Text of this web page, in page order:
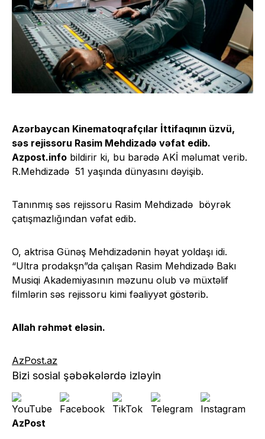
Azərbaycan Kinematoqrafçılar İttifaqının üzvü,
səs rejissoru Rasim Mehdizadə vəfat edib.
Azpost.info bildirir ki, bu barədə AKİ məlumat verib.
R.Mehdizadə 51 yaşında dünyasını dəyişib.
Tanınmış səs rejissoru Rasim Mehdizadə böyrək
çatışmazlığından vəfat edib.
O, aktrisa Günəş Mehdizadənin həyat yoldaşı idi.
“Ultra prodakşn”da çalışan Rasim Mehdizadə Bakı
Musiqi Akademiyasının məzunu olub və müxtəlif
filmlərin səs rejissoru kimi fəaliyyət göstərib.
Allah rəhmət eləsin.
AzPost.az
Bizi sosial şəbəkələrdə izləyin
AzPost